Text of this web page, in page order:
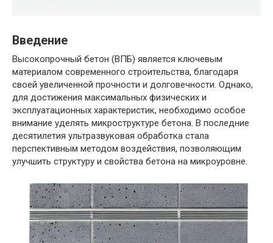
Введение
Высокопрочный бетон (ВПБ) является ключевым
материалом современного строительства, благодаря
своей увеличенной прочности и долговечности. Однако,
для достижения максимальных физических и
эксплуатационных характеристик, необходимо особое
внимание уделять микроструктуре бетона. В последние
десятилетия ультразвуковая обработка стала
перспективным методом воздействия, позволяющим
улучшить структуру и свойства бетона на микроуровне.